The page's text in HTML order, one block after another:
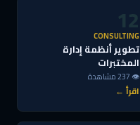
12
CONSULTING
تطوير أنظمة إدارة
المختبرات
👁 237 مشاهدة
اقرأ ←